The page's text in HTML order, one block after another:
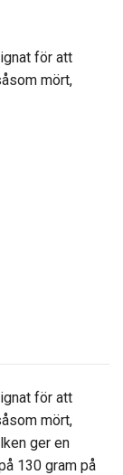
för att
mört,
för att
mört,
ger en
130 gram på